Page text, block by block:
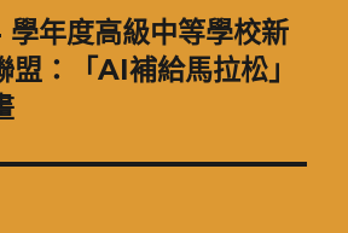
學年度高級中等學校新
盟：「AI補給馬拉松」